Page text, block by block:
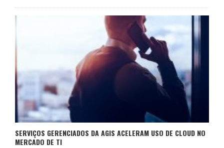
SERVIÇOS GERENCIADOS DA AGIS ACELERAM USO DE CLOUD NO
MERCADO DE TI